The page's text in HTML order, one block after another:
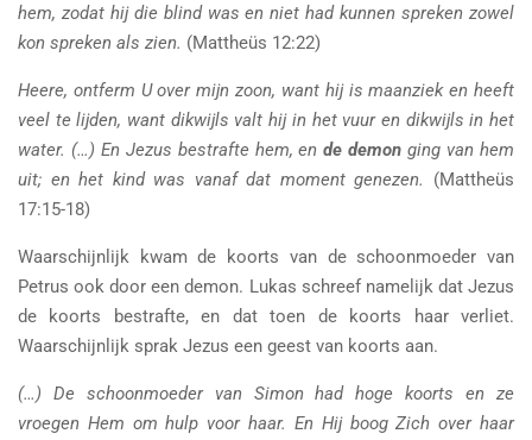
hem, zodat hij die blind was en niet had kunnen spreken zowel
kon spreken als zien. (Mattheüs 12:22)
Heere, ontferm U over mijn zoon, want hij is maanziek en heeft
veel te lijden, want dikwijls valt hij in het vuur en dikwijls in het
water. (…) En Jezus bestrafte hem, ende demon ging van hem
uit; en het kind was vanaf dat moment genezen.
(Mattheüs
17:15-18)
Waarschijnlijk kwam de koorts van de schoonmoeder van
Petrus ook door een demon. Lukas schreef namelijk dat Jezus
de koorts bestrafte, en dat toen de koorts haar verliet.
Waarschijnlijk sprak Jezus een geest van koorts aan.
(…) De schoonmoeder van Simon had hoge koorts en ze
vroegen Hem om hulp voor haar. En Hij boog Zich over haar